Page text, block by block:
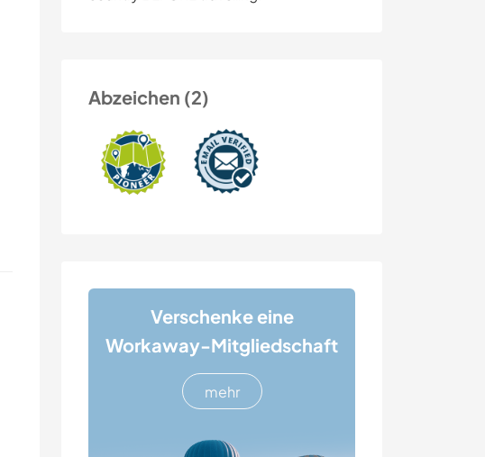
Abzeichen (2)
Verschenke eine
Workaway-Mitgliedschaft
mehr